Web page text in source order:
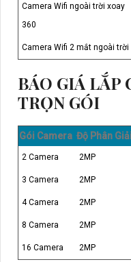
Camera Wifi ngoài trời xoay
360
Camera Wifi 2 mắt ngoài trời
BÁO GIÁ LẮP
TRỌN GÓI
Gói Camera Độ Phân
2 Camera 2MP
3 Camera 2MP
4 Camera 2MP
8 Camera 2MP
16 Camera 2MP